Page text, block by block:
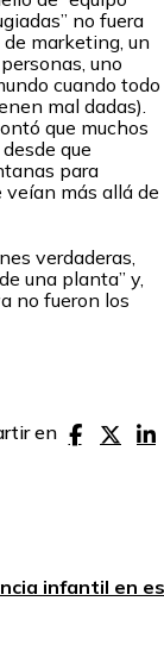
no fuera
marketing, un
uno
cuando todo
mal dadas).
que muchos
que
para
más allá de
verdaderas,
una planta” y,
no fueron los
en
infantil en